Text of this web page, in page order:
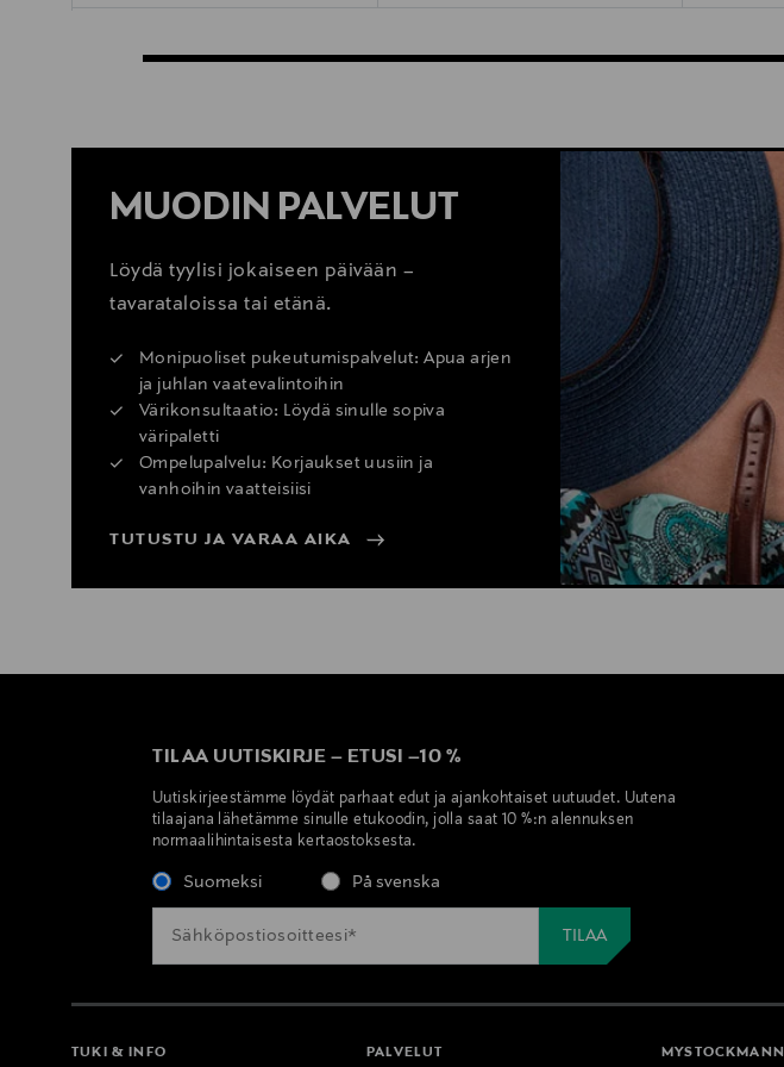
MUODIN PALVELUT
Löydä tyylisi jokaiseen päivään –
tavarataloissa tai etänä.
Monipuoliset pukeutumispalvelut: Apua arjen
ja juhlan vaatevalintoihin
Värikonsultaatio: Löydä sinulle sopiva
väripaletti
Ompelupalvelu: Korjaukset uusiin ja
vanhoihin vaatteisiisi
TUTUSTU JA VARAA AIKA
TILAA UUTISKIRJE – ETUSI –10 %
Uutiskirjeestämme löydät parhaat edut ja ajankohtaiset uutuudet. Uutena
tilaajana lähetämme sinulle etukoodin, jolla saat 10 %:n alennuksen
normaalihintaisesta kertaostoksesta.
Suomeksi På svenska
TUKI & INFO PALVELUT MYSTOCKMANN